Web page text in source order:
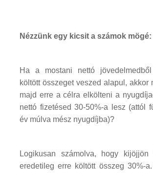
Nézzünk egy kicsit a számok mögé:
Ha a mostani nettó
költött összeget veszed alapul, akkor
majd erre a célra elkölteni a
nettó fizetésed 30-50%-a lesz (attól
év múlva mész nyugdíjba)?
Logikusan számolva, hogy
eredetileg erre költött összeg 30%-